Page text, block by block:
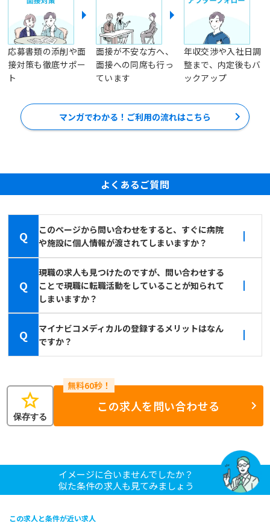
応募書類の添削や面
接対策も徹底サポー
ト
面接が不安な方へ、
面接への同席も行っ
ています
年収交渉や入社日調
整まで、内定後もバ
ックアップ
マンガでわかる！ご利用の流れはこちら
よくあるご質問
Q
このページから問い合わせをすると、すぐに病院
や施設に個人情報が渡されてしまいますか？
Q
現職の求人も見つけたのですが、問い合わせする
ことで現職に転職活動をしていることが知られて
しまいますか？
Q
マイナビコメディカルの登録するメリットはなん
ですか？
star
保存する
この求人を問い合わせる
イメージに合いませんでしたか？
似た条件の求人も見てみましょう
この求人と条件が近い求人